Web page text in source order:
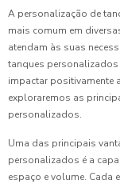
A personalização de
mais comum em
atendam às suas
tanques personalizados
impactar positivamente
exploraremos as
personalizados.
Uma das principais
personalizados é a
espaço e volume. Cada